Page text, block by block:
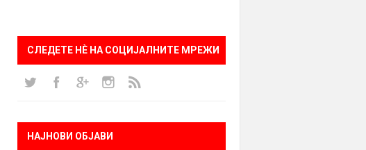
СЛЕДЕТЕ НÈ НА СОЦИЈАЛНИТЕ МРЕЖИ
НАЈНОВИ ОБЈАВИ